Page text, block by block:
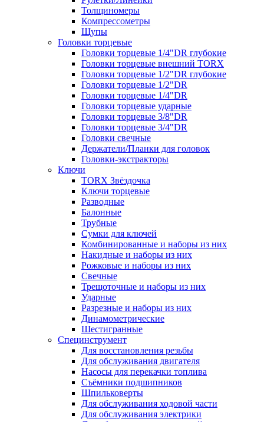
Толщиномеры
Компрессометры
Щупы
Головки торцевые
Головки торцевые 1/4"DR глубокие
Головки торцевые внешний TORX
Головки торцевые 1/2"DR глубокие
Головки торцевые 1/2"DR
Головки торцевые 1/4"DR
Головки торцевые ударные
Головки торцевые 3/8"DR
Головки торцевые 3/4"DR
Головки свечные
Держатели/Планки для головок
Головки-экстракторы
Ключи
TORX Звёздочка
Ключи торцевые
Разводные
Балонные
Трубные
Сумки для ключей
Комбинированные и наборы из них
Накидные и наборы из них
Рожковые и наборы из них
Свечные
Трещоточные и наборы из них
Ударные
Разрезные и наборы из них
Динамометрические
Шестигранные
Специнструмент
Для восстановления резьбы
Для обслуживания двигателя
Насосы для перекачки топлива
Съёмники подшипников
Шпильковерты
Для обслуживания ходовой части
Для обслуживания электрики